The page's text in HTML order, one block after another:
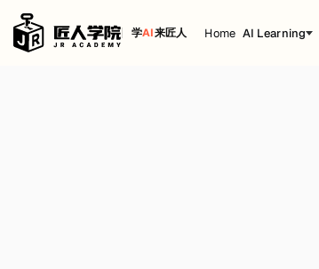
学AI来匠人 Home AI Learning